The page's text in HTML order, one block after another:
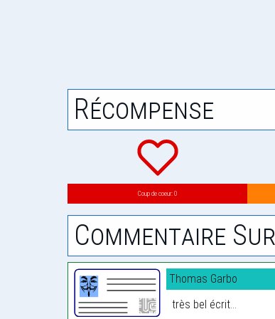
Récompense
Coup de coeur: 0
Commentaire
Thomas Garbo
très bel écrit...